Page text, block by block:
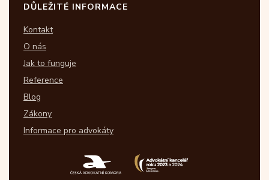
DŮLEŽITÉ INFORMACE
Kontakt
O nás
Jak to funguje
Reference
Blog
Zákony
Informace pro advokáty